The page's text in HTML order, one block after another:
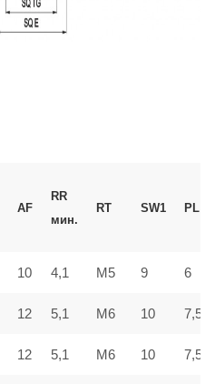
AF
RR
мин.
RT SW1 PL
10 4,1 M5 9 6
12 5,1 M6 10 7,5
12 5,1 M6 10 7,5